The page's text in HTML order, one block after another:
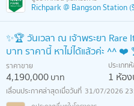
Richpark @ Bangson Station
✨🏆 วันเวลา ณ เจ้าพระยา
บาท ราคานี้ หาไม่ได้แล้วค่ะ ^^ ❤️
ราคาขาย
4,190,000บาท
ประเภท
1 ห้อ
31/07/2026